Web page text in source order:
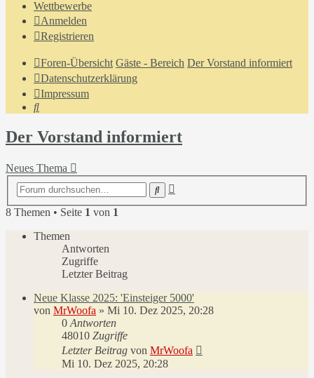
Wettbewerbe
Anmelden
Registrieren
Foren-Übersicht Gäste - Bereich Der Vorstand informiert
Datenschutzerklärung
Impressum
Suche
Der Vorstand informiert
Neues Thema
Suche
8 Themen • Seite 1 von 1
Themen
Antworten
Zugriffe
Letzter Beitrag
Neue Klasse 2025: 'Einsteiger 5000'
von MrWoofa » Mi 10. Dez 2025, 20:28
0 Antworten
48010 Zugriffe
Letzter Beitrag von MrWoofa
Mi 10. Dez 2025, 20:28